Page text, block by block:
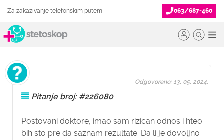
Za zakazivanje telefonskim putem 063/687-460
Pitanje broj: #226080
Postovani doktore, imao sam rizican odnos i hteo
bih sto pre da saznam rezultate. Da li je dovoljno
Odgovoreno: 13. 05. 2024.